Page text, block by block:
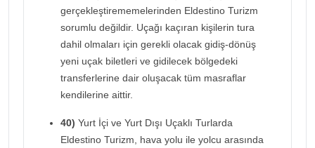
gerçekleştirememelerinden Eldestino Turizm
sorumlu değildir. Uçağı kaçıran kişilerin tura
dahil olmaları için gerekli olacak gidiş-dönüş
yeni uçak biletleri ve gidilecek bölgedeki
transferlerine dair oluşacak tüm masraflar
kendilerine aittir.
40) Yurt İçi ve Yurt Dışı Uçaklı Turlarda
Eldestino Turizm, hava yolu ile yolcu arasında